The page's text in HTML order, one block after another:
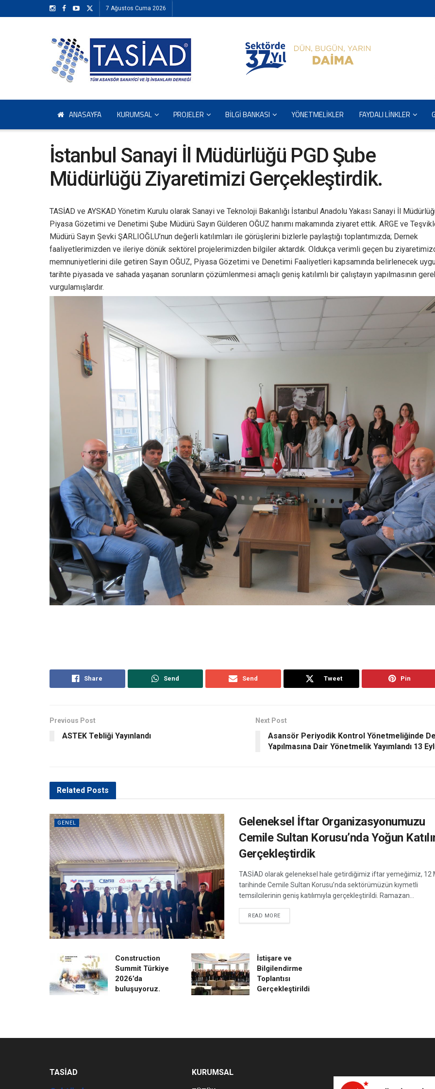
7 Ağustos Cuma 2026
ANASAYFA KURUMSAL PROJELER BİLGİ BANKASI YÖNETMELİKLER FAYDALI LİNKLER
İstanbul Sanayi İl Müdürlüğü PGD Şube
Müdürlüğü Ziyaretimizi Gerçekleştirdik.
TASİAD ve AYSKAD Yönetim Kurulu olarak Sanayi ve Teknoloji Bakanlığı İstanbul Anadolu Yakası Sanayi İl
Piyasa Gözetimi ve Denetimi Şube Müdürü Sayın Gülderen OĞUZ hanımı makamında ziyaret ettik. ARGE ve
Müdürü Sayın Şevki ŞARLIOĞLU’nun değerli katılımları ile görüşlerini bizlerle paylaştığı toplantımızda; Dernek
faaliyetlerimizden ve ileriye dönük sektörel projelerimizden bilgiler aktardık. Oldukça verimli geçen bu
memnuniyetlerini dile getiren Sayın OĞUZ, Piyasa Gözetimi ve Denetimi Faaliyetleri kapsamında belirlenecek
tarihte piyasada ve sahada yaşanan sorunların çözümlenmesi amaçlı geniş katılımlı bir çalıştayın yapılmasının
vurgulamışlardır.
Share Send Send Tweet Pin
Previous Post
ASTEK Tebliği Yayınlandı
Next Post
Asansör Periyodik Kontrol Yönetmeliğinde
Yapılmasına Dair Yönetmelik Yayımlandı 13
Related Posts
GENEL
Geleneksel İftar Organizasyonumuzu
Cemile Sultan Korusu’nda Yoğun
Gerçekleştirdik
TASİAD olarak geleneksel hale getirdiğimiz iftar yemeğimiz, 12
tarihinde Cemile Sultan Korusu’nda sektörümüzün kıymetli
temsilcilerinin geniş katılımıyla gerçekleştirildi. Ramazan...
READ MOREDETAILS
Construction
Summit Türkiye
2026’da
buluşuyoruz.
İstişare ve
Bilgilendirme
Toplantısı
Gerçekleştirildi
TASİAD KURUMSAL